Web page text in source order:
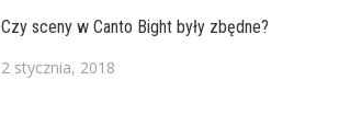
Czy sceny w Canto Bight były zbędne?
2 stycznia, 2018